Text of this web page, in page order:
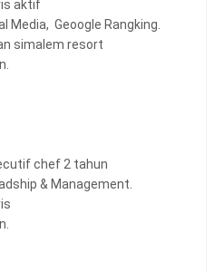
aktif
Media, Geoogle Rangking.
simalem resort
chef 2 tahun
& Management.